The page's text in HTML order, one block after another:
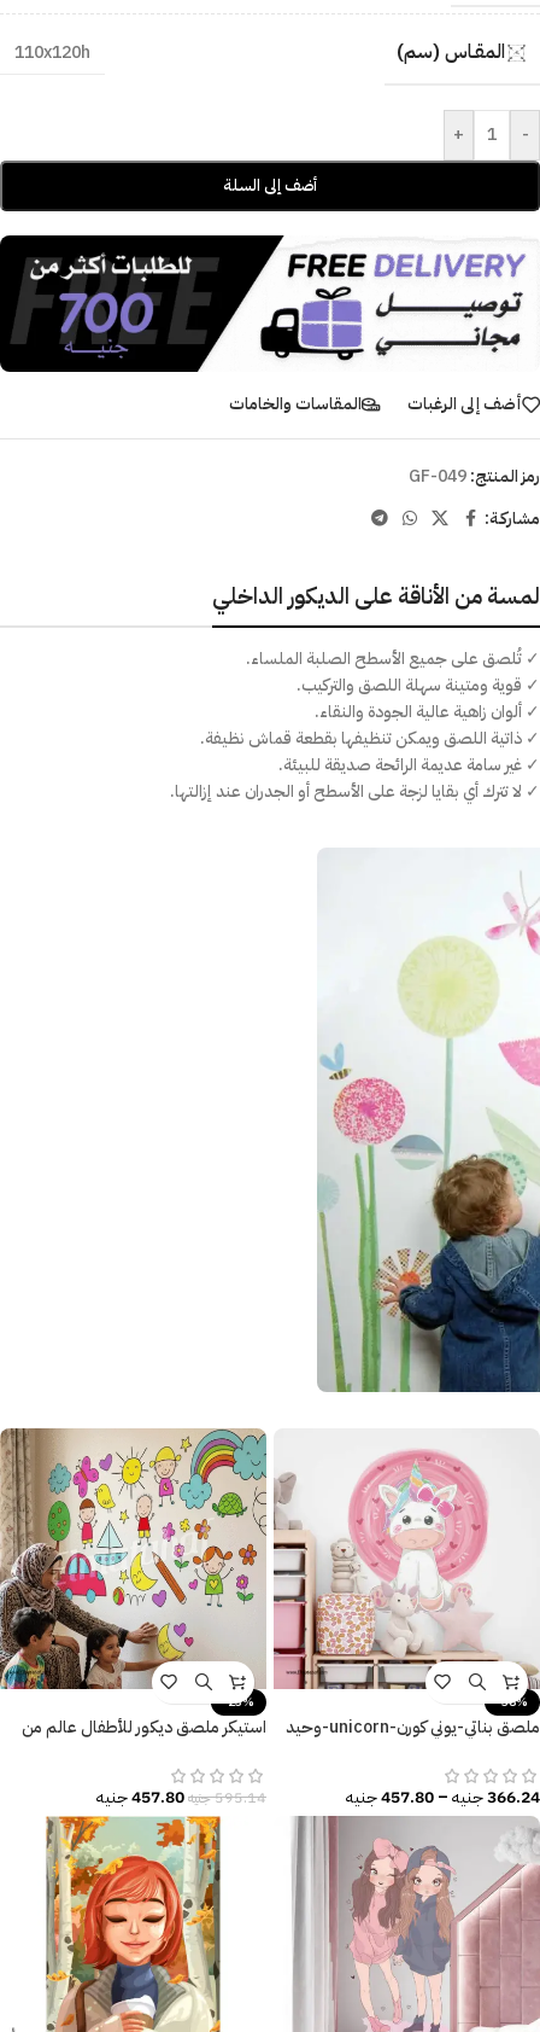
المقـاس (سم) 110x120h
-
+
أضف إلى السلة
أضف إلى الرغبات المقاسات والخامات
رمز المنتج:GF-049
مشاركـة:
لمسة من الأناقة على الديكور الداخلي
✓ تُلصق على جميع الأسطح الصلبة الملساء.
✓ قوية ومتينة سهلة اللصق والتركيب.
✓ ألوان زاهية عالية الجودة والنقاء.
✓ ذاتية اللصق ويمكن تنظيفها بقطعة قماش نظيفة.
✓ غير سامة عديمة الرائحة صديقة للبيئة.
✓ لا تترك أي بقايا لزجة على الأسطح أو الجدران عند إزالتها.
-38%
ملصق بناتي-يوني كورن-unicorn-وحيد
366.24جنيه–
457.80جنيه
-23%
استيكر ملصق ديكور للأطفال عالم من
595.14جنيه457.80جنيه